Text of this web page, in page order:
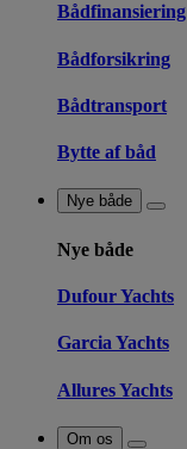
Bådfinansiering
Bådforsikring
Bådtransport
Bytte af båd
Nye både
Nye både
Dufour Yachts
Garcia Yachts
Allures Yachts
Om os